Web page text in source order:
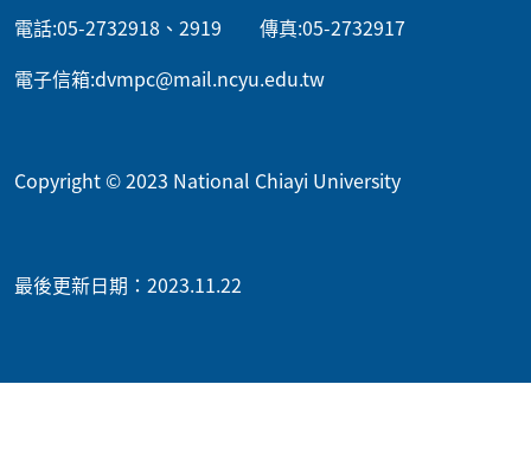
電話:05-2732918、2919 傳真:05-2732917
電子信箱:dvmpc@mail.ncyu.edu.tw
Copyright © 2023 National Chiayi University
最後更新日期：2023.11.22